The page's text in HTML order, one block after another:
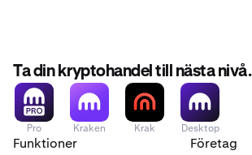
Ta din kryptohandel till nästa nivå.
Pro Kraken Krak Desktop
Funktioner Företag